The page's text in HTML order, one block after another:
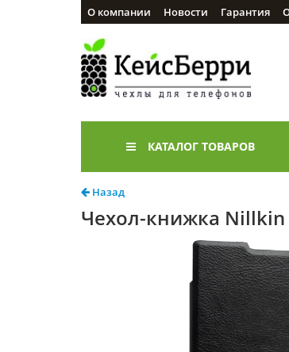
О компании Новости Гарантия
КАТАЛОГ ТОВАРОВ
Назад
Чехол-книжка Nillkin